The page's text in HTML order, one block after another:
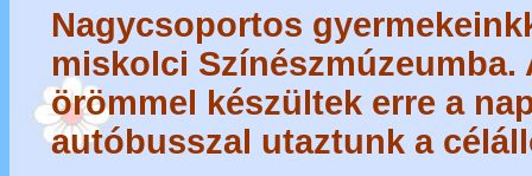
Nagycsoportos
miskolci Színészmúzeumba.
örömmel készültek erre a
autóbusszal utaztunk a